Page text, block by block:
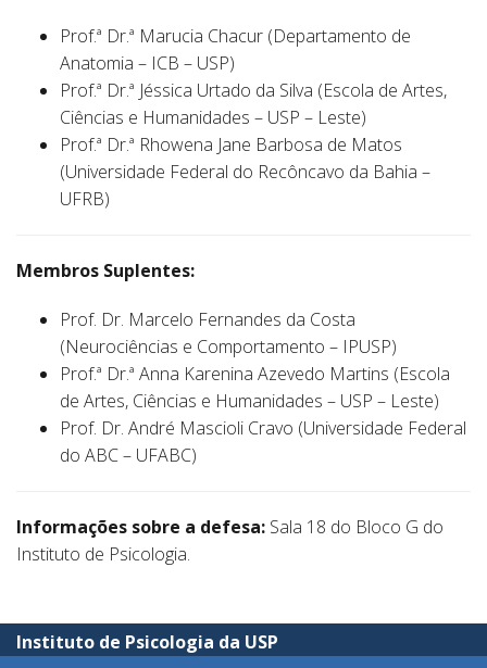
Prof.ª Dr.ª Marucia Chacur (Departamento de
Anatomia – ICB – USP)
Prof.ª Dr.ª Jéssica Urtado da Silva (Escola de Artes,
Ciências e Humanidades – USP – Leste)
Prof.ª Dr.ª Rhowena Jane Barbosa de Matos
(Universidade Federal do Recôncavo da Bahia –
UFRB)
Membros Suplentes:
Prof. Dr. Marcelo Fernandes da Costa
(Neurociências e Comportamento – IPUSP)
Prof.ª Dr.ª Anna Karenina Azevedo Martins (Escola
de Artes, Ciências e Humanidades – USP – Leste)
Prof. Dr. André Mascioli Cravo (Universidade Federal
do ABC – UFABC)
Informações sobre a defesa: Sala 18 do Bloco G do
Instituto de Psicologia.
Instituto de Psicologia da USP